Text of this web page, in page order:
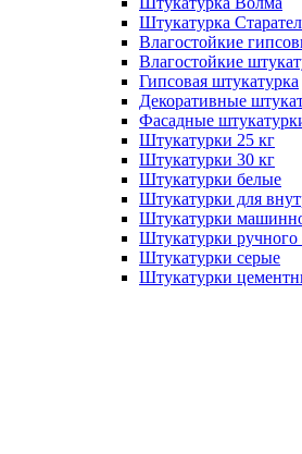
Штукатурка
Влагостойкие
Влагостойкие
Гипсовая штукатурка
Декоративные
Фасадные
Штукатурки 25 кг
Штукатурки 30 кг
Штукатурки белые
Штукатурки для
Штукатурки
Штукатурки ручного
Штукатурки серые
Штукатурки